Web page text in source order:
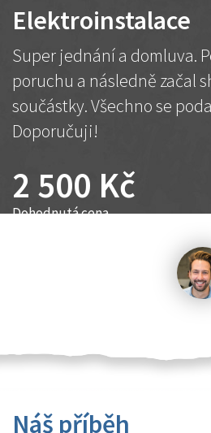
Elektroinstalace
Super jednání a domluva.
poruchu a následně začal
součástky. Všechno se
Doporučuji!
2 500 Kč
Dohodnutá cena
Náš příběh